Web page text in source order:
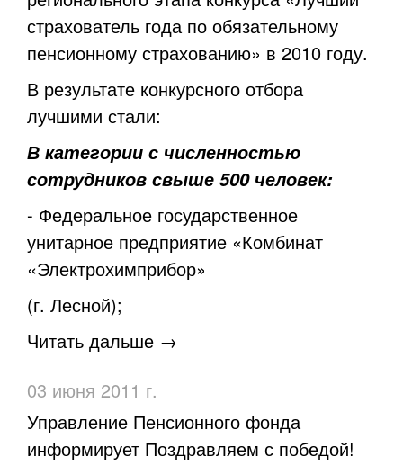
страхователь года по обязательному
пенсионному страхованию» в 2010 году.
В результате конкурсного отбора
лучшими стали:
В категории с численностью
сотрудников свыше 500 человек:
- Федеральное государственное
унитарное предприятие «Комбинат
«Электрохимприбор»
(г. Лесной);
Читать дальше →
03 июня 2011 г.
Управление Пенсионного фонда
информирует Поздравляем с победой!